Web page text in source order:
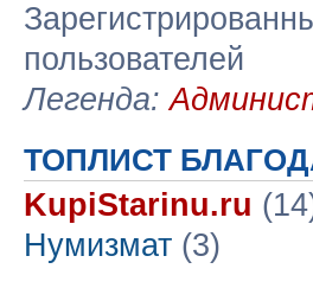
пользователей
Легенда:
ТОПЛИСТ
KupiStarinu.ru
Нумизмат (3)